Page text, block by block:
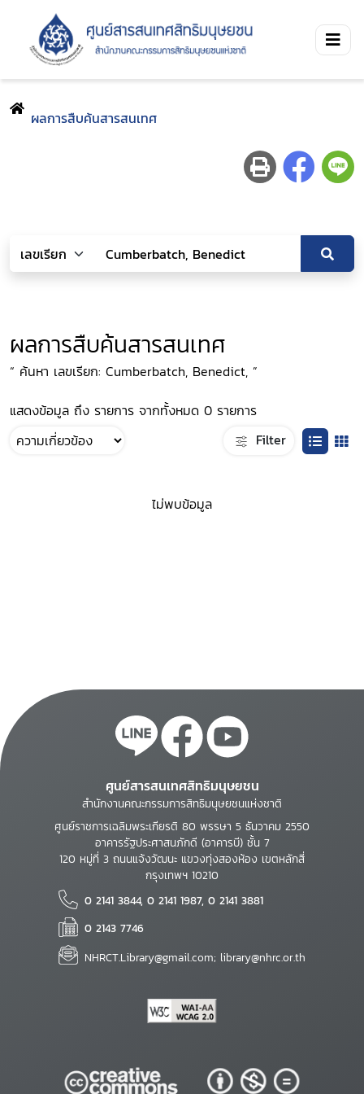
ผลการสืบค้นสารสนเทศ
ผลการสืบค้นสารสนเทศ
“ ค้นหา เลขเรียก: Cumberbatch, Benedict, ”
แสดงข้อมูล ถึง รายการ จากทั้งหมด 0 รายการ
Filter
ไม่พบข้อมูล
ศูนย์สารสนเทศสิทธิมนุษยชน
สำนักงานคณะกรรมการสิทธิมนุษยชนแห่งชาติ
ศูนย์ราชการเฉลิมพระเกียรติ 80 พรรษา 5 ธันวาคม 2550
อาคารรัฐประศาสนภักดี (อาคารบี) ชั้น 7
120 หมู่ที่ 3 ถนนแจ้งวัฒนะ แขวงทุ่งสองห้อง เขตหลักสี่
กรุงเทพฯ 10210
0 2141 3844, 0 2141 1987, 0 2141 3881
0 2143 7746
NHRCT.Library@gmail.com; library@nhrc.or.th